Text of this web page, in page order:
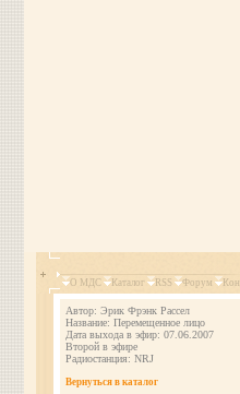
О МДС Каталог RSS Форум
Автор: Эрик Фрэнк Рассел
Название: Перемещенное лицо
Дата выхода в эфир: 07.06.2007
Второй в эфире
Радиостанция: NRJ
Вернуться в каталог